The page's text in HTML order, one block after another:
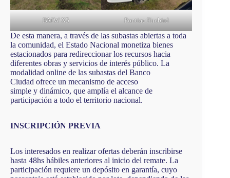
BMW X5 Pontiac Firebird
De esta manera, a través de las subastas abiertas a toda
la comunidad, el Estado Nacional monetiza bienes
estacionados para redireccionar los recursos hacia
diferentes obras y servicios de interés público. La
modalidad online de las subastas del Banco
Ciudad ofrece un mecanismo de acceso
simple y dinámico, que amplía el alcance de
participación a todo el territorio nacional.
INSCRIPCIÓN PREVIA
Los interesados en realizar ofertas deberán inscribirse
hasta 48hs hábiles anteriores al inicio del remate. La
participación requiere un depósito en garantía, cuyo